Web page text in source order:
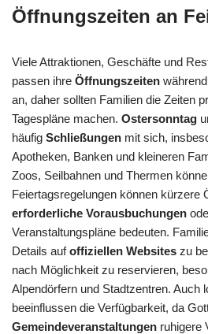
Öffnungszeiten an
Viele Attraktionen, Geschäfte und
passen ihre Öffnungszeiten
an, daher sollten Familien die Zeiten
Tagespläne machen. Ostersonntag
häufig Schließungen mit sich,
Apotheken, Banken und kleineren
Zoos, Seilbahnen und Thermen
Feiertagsregelungen können kürzere
erforderliche Vorausbuchungen
Veranstaltungspläne bedeuten.
Details aufoffiziellen Websites zu
nach Möglichkeit zu reservieren,
Alpendörfern und Stadtzentren. Auch
beeinflussen die Verfügbarkeit, da
Gemeindeveranstaltungen ruhigere